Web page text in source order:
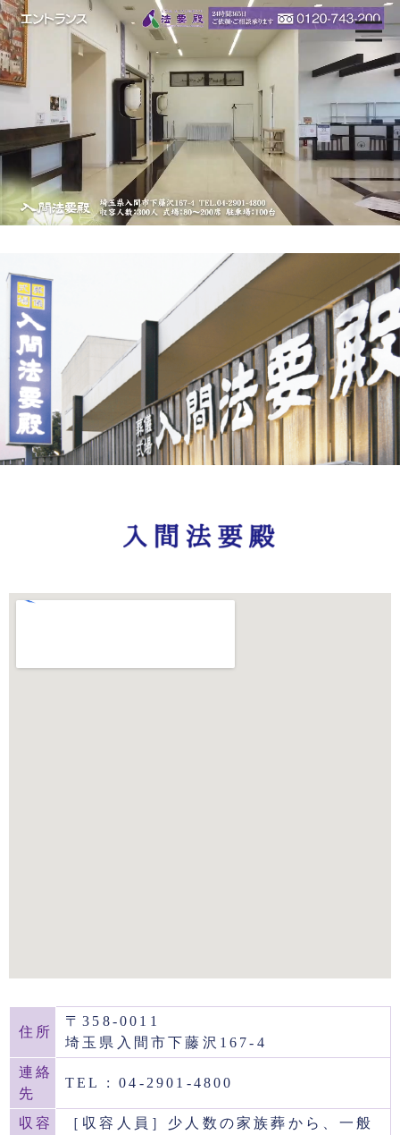
住所
〒358-0011
埼玉県入間市下藤沢167-4
連絡
先
TEL : 04-2901-4800
収容
［収容人員］少人数の家族葬から、一般